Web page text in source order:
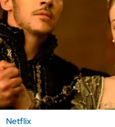
Netflix